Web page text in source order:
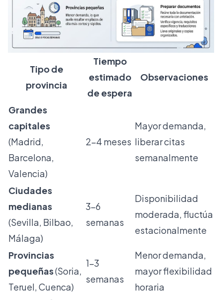
Tipo de
provincia
Tiempo
estimado
de espera
Observaciones
Grandes
capitales
(Madrid,
Barcelona,
Valencia)
2-4 meses
Mayor demanda,
liberar citas
semanalmente
Ciudades
medianas
(Sevilla, Bilbao,
Málaga)
3-6
semanas
Disponibilidad
moderada, fluctúa
estacionalmente
Provincias
pequeñas(Soria,
Teruel, Cuenca)
1-3
semanas
Menor demanda,
mayor flexibilidad
horaria